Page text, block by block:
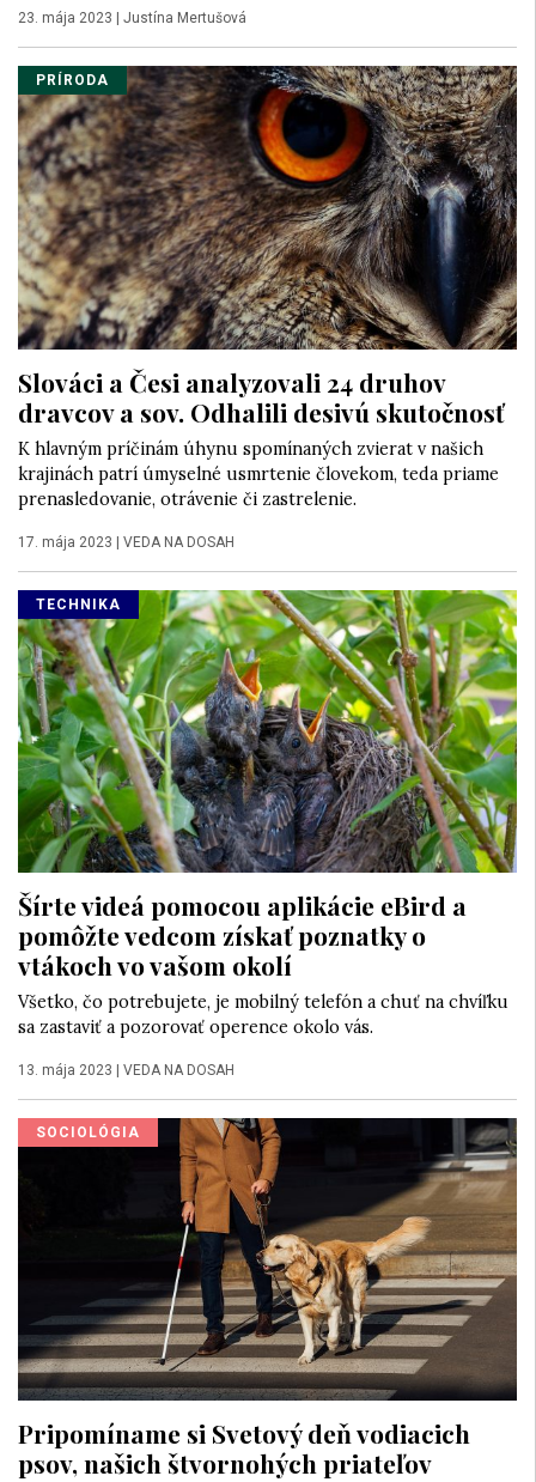
23. mája 2023 Justína Mertušová
PRÍRODA
Slováci a Česi analyzovali 24 druhov
dravcov a sov. Odhalili desivú skutočnosť
K hlavným príčinám úhynu spomínaných zvierat v našich
krajinách patrí úmyselné usmrtenie človekom, teda priame
prenasledovanie, otrávenie či zastrelenie.
17. mája 2023 | VEDA NA DOSAH
TECHNIKA
Šírte videá pomocou aplikácie eBird a
pomôžte vedcom získať poznatky o
vtákoch vo vašom okolí
Všetko, čo potrebujete, je mobilný telefón a chuť na chvíľku
sa zastaviť a pozorovať operence okolo vás.
13. mája 2023 | VEDA NA DOSAH
SOCIOLÓGIA
Pripomíname si Svetový deň vodiacich
psov, našich štvornohých priateľov